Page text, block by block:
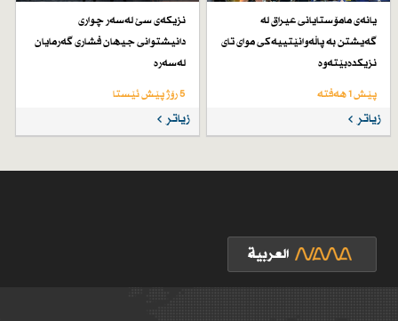
یانەی مامۆستایانی عیراق لە
گەیشتن بە پاڵەوانێتییەكی موای تای
نزیكدەبێتەوە
پێش 1 هەفتە
زیاتر
نزیكەی سێ لەسەر چواری
دانیشتوانی جیهان فشاری گەرمایان
لەسەرە
5 رۆژ پێش ئێستا
زیاتر